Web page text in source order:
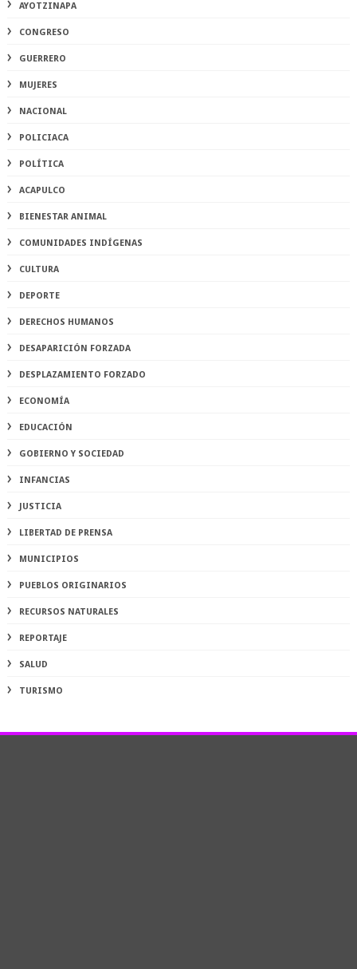
AYOTZINAPA
CONGRESO
GUERRERO
MUJERES
NACIONAL
POLICIACA
POLÍTICA
ACAPULCO
BIENESTAR ANIMAL
COMUNIDADES INDÍGENAS
CULTURA
DEPORTE
DERECHOS HUMANOS
DESAPARICIÓN FORZADA
DESPLAZAMIENTO FORZADO
ECONOMÍA
EDUCACIÓN
GOBIERNO Y SOCIEDAD
INFANCIAS
JUSTICIA
LIBERTAD DE PRENSA
MUNICIPIOS
PUEBLOS ORIGINARIOS
RECURSOS NATURALES
REPORTAJE
SALUD
TURISMO